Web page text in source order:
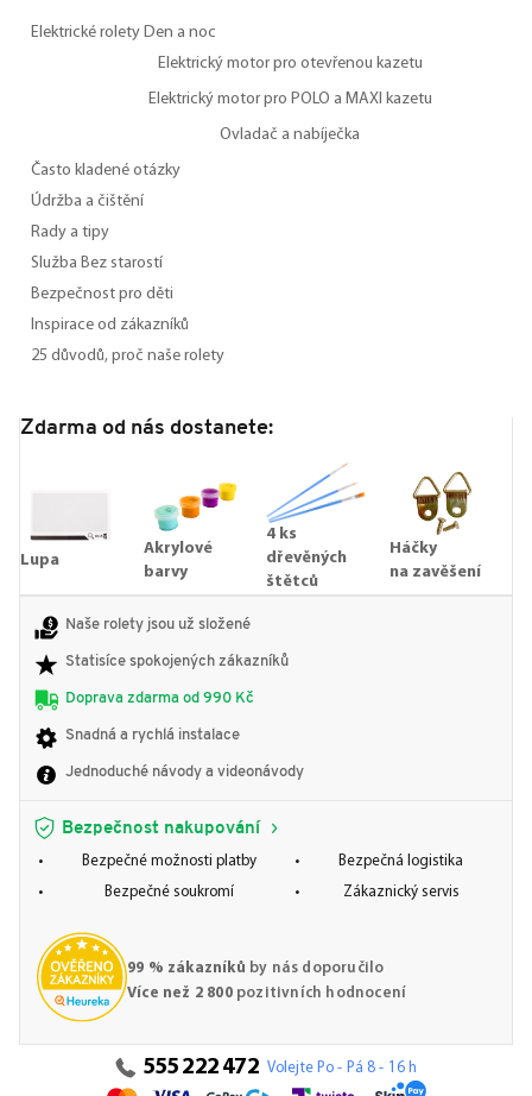
Elektrické rolety Den a noc
Elektrický motor pro otevřenou kazetu
Elektrický motor pro POLO a MAXI kazetu
Ovladač a nabíječka
Často kladené otázky
Údržba a čištění
Rady a tipy
Služba Bez starostí
Bezpečnost pro děti
Inspirace od zákazníků
25 důvodů, proč naše rolety
Zdarma od nás dostanete:
Lupa
Akrylové
barvy
4 ks
dřevěných
štětců
Háčky
na zavěšení
Naše rolety jsou už složené
Statisíce spokojených zákazníků
Doprava zdarma od 990 Kč
Snadná a rychlá instalace
Jednoduché návody a videonávody
Bezpečnost nakupování
Bezpečné možnosti platby
Bezpečná logistika
Bezpečné soukromí
Zákaznický servis
99 % zákazníků by nás doporučilo
Více než 2 800pozitivních hodnocení
555 222 472 Volejte Po - Pá 8 - 16 h